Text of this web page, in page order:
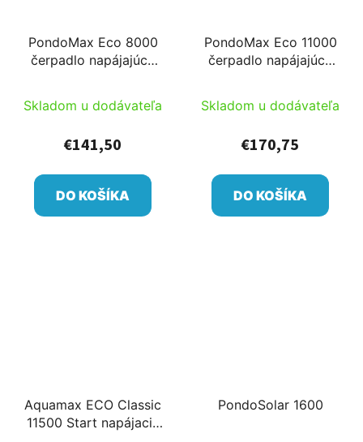
PondoMax Eco 8000
čerpadlo napájajúce
Skladom u dodávateľa
€141,50
DO KOŠÍKA
PondoMax Eco 11000
čerpadlo napájajúce
Skladom u dodávateľa
€170,75
DO KOŠÍKA
Aquamax ECO Classic
11500 Start napájacie
PondoSolar 1600